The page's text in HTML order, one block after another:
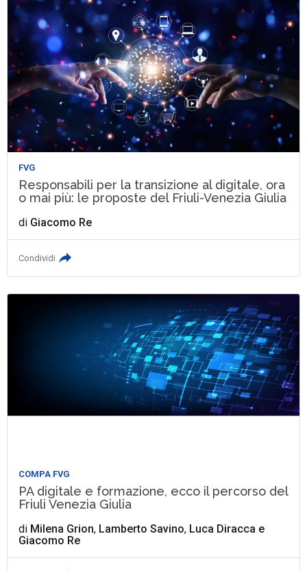
FVG
Responsabili per la transizione al digitale, ora
o mai più: le proposte del Friuli-Venezia Giulia
di Giacomo Re
Condividi
COMPA FVG
PA digitale e formazione, ecco il percorso del
Friuli Venezia Giulia
di Milena Grion, Lamberto Savino, Luca Diracca e
Giacomo Re